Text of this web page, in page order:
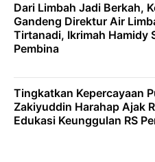
Dari Limbah Jadi Berkah,
Gandeng Direktur Air
Tirtanadi, Ikrimah Hamidy
Pembina
Tingkatkan Kepercayaan
Zakiyuddin Harahap Ajak
Edukasi Keunggulan RS